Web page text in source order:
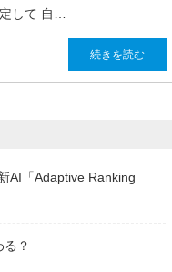
して 自…
続きを読む
AI「Adaptive Ranking
？